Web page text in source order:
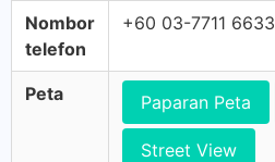
Nombor
telefon
+60 03-7711 6633
Peta Paparan Peta
Street View